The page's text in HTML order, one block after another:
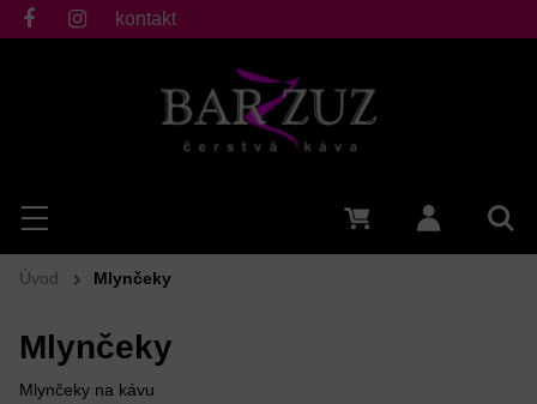
Hľadať
Menu Prihlásiť
fb ig
kontakt
Úvod Mlynčeky
Mlynčeky
Mlynčeky na kávu